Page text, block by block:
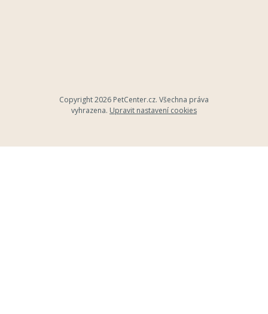
Copyright 2026 PetCenter.cz. Všechna práva
vyhrazena. Upravit nastavení cookies